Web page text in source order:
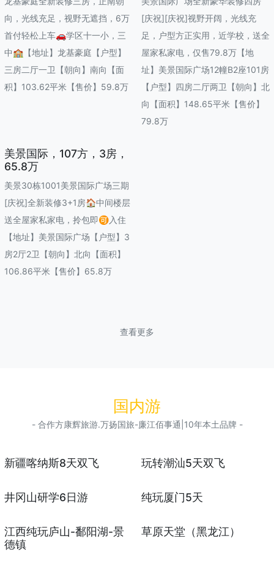
向，光线充足，视野无遮挡，6万
首付轻松上车🚗学区十一小，三
中🏫【地址】龙基豪庭【户型】
三房二厅一卫【朝向】南向【面
积】103.62平米【售价】59.8万
[庆祝][庆祝]视野开阔，光线充
足，户型方正实用，近学校，送全
屋家私家电，仅售79.8万【地
址】美景国际广场12幢B2座101房
【户型】四房二厅两卫【朝向】北
向【面积】148.65平米【售价】
79.8万
美景国际，107方，3房，
65.8万
美景30栋1001美景国际广场三期
[庆祝]全新装修3+1房🏠中间楼层
送全屋家私家电，拎包即🉑入住
【地址】美景国际广场【户型】3
房2厅2卫【朝向】北向【面积】
106.86平米【售价】65.8万
查看更多
国内游
- 合作方康辉旅游.万扬国旅-廉江佰事通|10年本土品牌 -
新疆喀纳斯8天双飞 玩转潮汕5天双飞
井冈山研学6日游 纯玩厦门5天
江西纯玩庐山-鄱阳湖-景
德镇
草原天堂（黑龙江）